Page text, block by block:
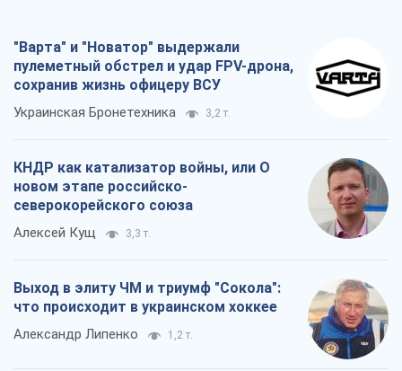
"Варта" и "Новатор" выдержали
пулеметный обстрел и удар FPV-дрона,
сохранив жизнь офицеру ВСУ
Украинская Бронетехника 3,2 т.
КНДР как катализатор войны, или О
новом этапе российско-
северокорейского союза
Алексей Кущ 3,3 т.
Выход в элиту ЧМ и триумф "Сокола":
что происходит в украинском хоккее
Александр Липенко 1,2 т.